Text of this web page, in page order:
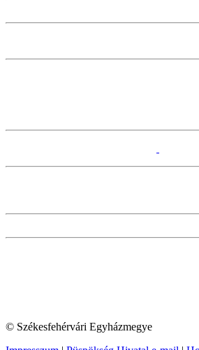
© Székesfehérvári Egyházmegye